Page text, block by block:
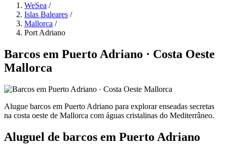
WeSea /
Islas Baleares /
Mallorca /
Port Adriano
Barcos em Puerto Adriano · Costa Oeste
Mallorca
Alugue barcos em Puerto Adriano para explorar enseadas secretas
na costa oeste de Mallorca com águas cristalinas do Mediterrâneo.
Aluguel de barcos em Puerto Adriano